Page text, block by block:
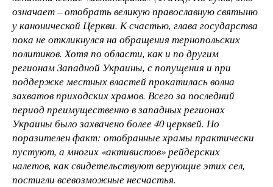
означает – отобрать великую православную святыню
у канонической Церкви. К счастью, глава государства
пока не откликнулся на обращения тернопольских
политиков. Хотя по области, как и по другим
регионам Западной Украины, с попущения и при
поддержке местных властей прокатилась волна
захватов приходских храмов. Всего за последний
период преимущественно в западных регионах
Украины было захвачено более 40 церквей. Но
поразителен факт: отобранные храмы практически
пустуют, а многих «активистов» рейдерских
налетов, как свидетельствуют верующие этих сел,
постигли всевозможные несчастья.